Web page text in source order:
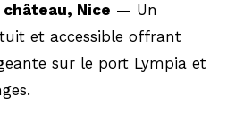
Nice — Un
et accessible offrant
sur le port Lympia et